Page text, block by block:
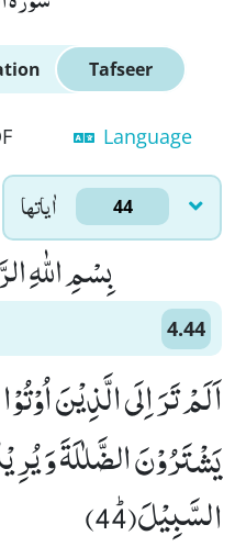
Tafseer
Language
اٰياتها 44
بِسْمِ اللّٰهِ
4.44
اَلَمْ تَرَ اِلَى الَّذِیْنَ
یَشْتَرُوْنَ الضَّلٰلَةَ وَ
السَّبِیْلَﭤ(44)